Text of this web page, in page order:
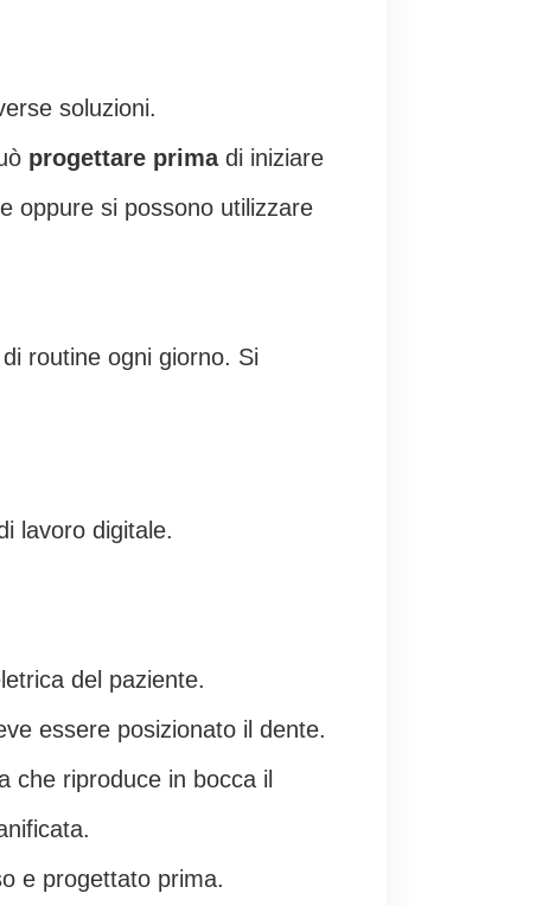
soluzioni.
progettare primadi iniziare
oppure si possono utilizzare
routine ogni giorno. Si
lavoro digitale.
del paziente.
essere posizionato il dente.
che riproduce in bocca il
e progettato prima.